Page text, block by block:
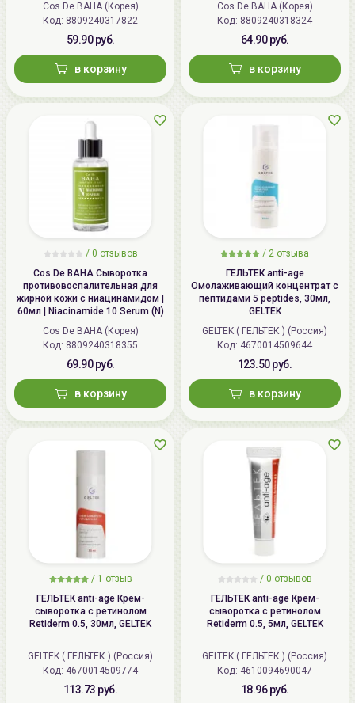
Cos De BAHA (Корея)
Код: 8809240317822
59.90 руб.
в корзину
Cos De BAHA (Корея)
Код: 8809240318324
64.90 руб.
в корзину
/ 0 отзывов
Cos De BAHA Сыворотка
противовоспалительная для
жирной кожи с ниацинамидом |
60мл | Niacinamide 10 Serum (N)
Cos De BAHA (Корея)
Код: 8809240318355
69.90 руб.
в корзину
/ 2 отзыва
ГЕЛЬТЕК anti-age
Омолаживающий концентрат с
пептидами 5 peptides, 30мл,
GELTEK
GELTEK ( ГЕЛЬТЕК ) (Россия)
Код: 4670014509644
123.50 руб.
в корзину
/ 1 отзыв
ГЕЛЬТЕК anti-age Крем-
сыворотка с ретинолом
Retiderm 0.5, 30мл, GELTEK
GELTEK ( ГЕЛЬТЕК ) (Россия)
Код: 4670014509774
113.73 руб.
/ 0 отзывов
ГЕЛЬТЕК anti-age Крем-
сыворотка с ретинолом
Retiderm 0.5, 5мл, GELTEK
GELTEK ( ГЕЛЬТЕК ) (Россия)
Код: 4610094690047
18.96 руб.